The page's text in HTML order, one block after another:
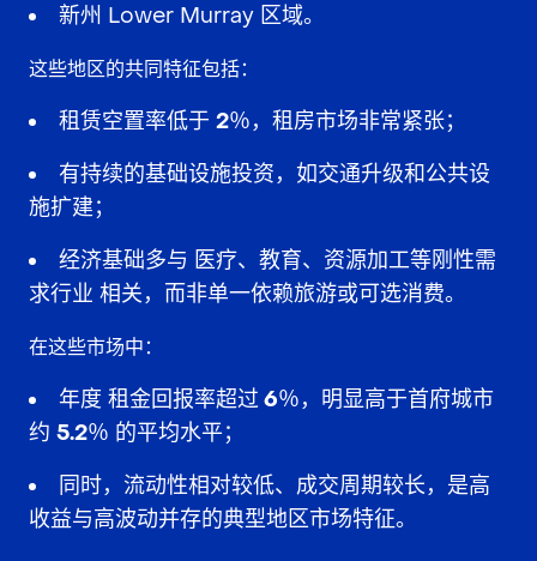
新州 Lower Murray 区域。
这些地区的共同特征包括：
租赁空置率低于 2％，租房市场非常紧张；
有持续的基础设施投资，如交通升级和公共设
施扩建；
经济基础多与 医疗、教育、资源加工等刚性需
求行业 相关，而非单一依赖旅游或可选消费。
在这些市场中：
年度 租金回报率超过 6％，明显高于首府城市
约 5.2％ 的平均水平；
同时，流动性相对较低、成交周期较长，是高
收益与高波动并存的典型地区市场特征。